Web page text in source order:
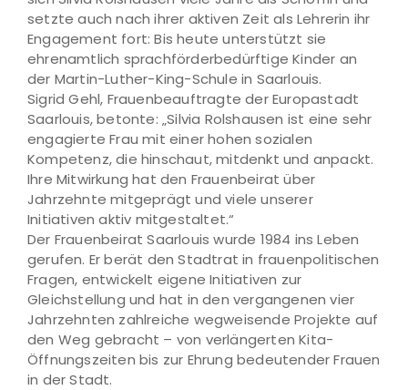
setzte auch nach ihrer aktiven Zeit als Lehrerin ihr
Engagement fort: Bis heute unterstützt sie
ehrenamtlich sprachförderbedürftige Kinder an
der Martin-Luther-King-Schule in Saarlouis.
Sigrid Gehl, Frauenbeauftragte der Europastadt
Saarlouis, betonte: „Silvia Rolshausen ist eine sehr
engagierte Frau mit einer hohen sozialen
Kompetenz, die hinschaut, mitdenkt und anpackt.
Ihre Mitwirkung hat den Frauenbeirat über
Jahrzehnte mitgeprägt und viele unserer
Initiativen aktiv mitgestaltet.“
Der Frauenbeirat Saarlouis wurde 1984 ins Leben
gerufen. Er berät den Stadtrat in frauenpolitischen
Fragen, entwickelt eigene Initiativen zur
Gleichstellung und hat in den vergangenen vier
Jahrzehnten zahlreiche wegweisende Projekte auf
den Weg gebracht – von verlängerten Kita-
Öffnungszeiten bis zur Ehrung bedeutender Frauen
in der Stadt.